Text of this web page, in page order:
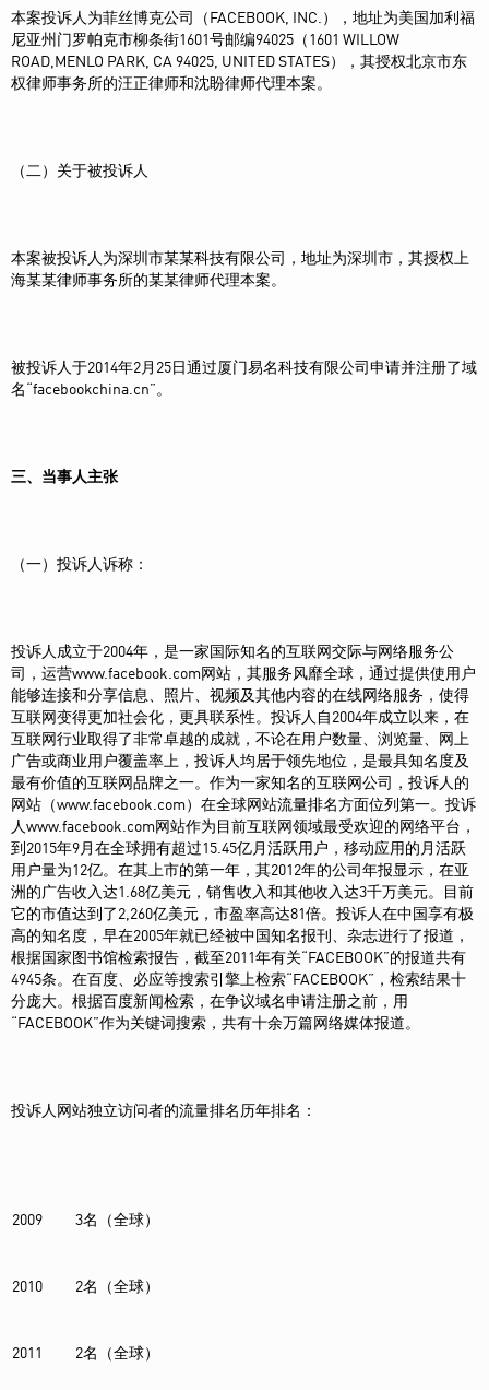
本案投诉人为菲丝博克公司（FACEBOOK, INC.），地址为美国加利福
尼亚州门罗帕克市柳条街1601号邮编94025（1601 WILLOW
ROAD,MENLO PARK, CA 94025, UNITED STATES），其授权北京市东
权律师事务所的汪正律师和沈盼律师代理本案。
（二）关于被投诉人
本案被投诉人为深圳市某某科技有限公司，地址为深圳市，其授权上
海某某律师事务所的某某律师代理本案。
被投诉人于2014年2月25日通过厦门易名科技有限公司申请并注册了域
名“facebookchina.cn”。
三、当事人主张
（一）投诉人诉称：
投诉人成立于2004年，是一家国际知名的互联网交际与网络服务公
司，运营www.facebook.com网站，其服务风靡全球，通过提供使用户
能够连接和分享信息、照片、视频及其他内容的在线网络服务，使得
互联网变得更加社会化，更具联系性。投诉人自2004年成立以来，在
互联网行业取得了非常卓越的成就，不论在用户数量、浏览量、网上
广告或商业用户覆盖率上，投诉人均居于领先地位，是最具知名度及
最有价值的互联网品牌之一。作为一家知名的互联网公司，投诉人的
网站（www.facebook.com）在全球网站流量排名方面位列第一。投诉
人www.facebook.com网站作为目前互联网领域最受欢迎的网络平台，
到2015年9月在全球拥有超过15.45亿月活跃用户，移动应用的月活跃
用户量为12亿。在其上市的第一年，其2012年的公司年报显示，在亚
洲的广告收入达1.68亿美元，销售收入和其他收入达3千万美元。目前
它的市值达到了2,260亿美元，市盈率高达81倍。投诉人在中国享有极
高的知名度，早在2005年就已经被中国知名报刊、杂志进行了报道，
根据国家图书馆检索报告，截至2011年有关“FACEBOOK”的报道共有
4945条。在百度、必应等搜索引擎上检索“FACEBOOK”，检索结果十
分庞大。根据百度新闻检索，在争议域名申请注册之前，用
“FACEBOOK”作为关键词搜索，共有十余万篇网络媒体报道。
投诉人网站独立访问者的流量排名历年排名：
2009 3名（全球）
2010 2名（全球）
2011 2名（全球）